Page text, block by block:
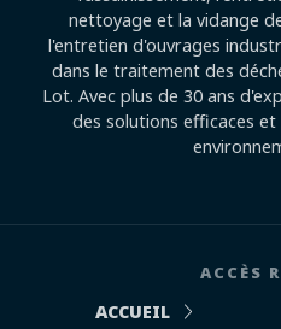
nettoyage et la vidange
l'entretien d'ouvrages
dans le traitement des
Lot. Avec plus de 30 ans
des solutions efficaces
ACCÈS
ACCUEIL